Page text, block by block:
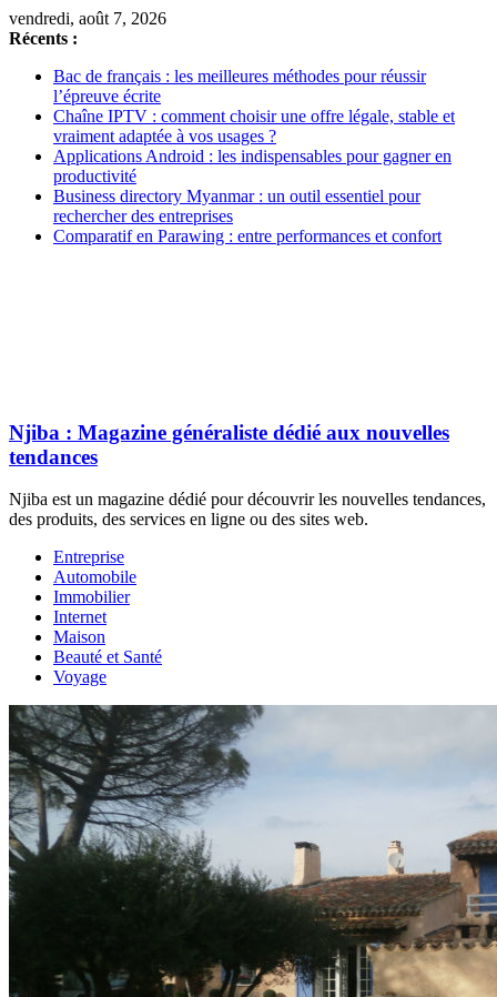
vendredi, août 7, 2026
Récents :
Bac de français : les meilleures méthodes pour réussir
l’épreuve écrite
Chaîne IPTV : comment choisir une offre légale, stable et
vraiment adaptée à vos usages ?
Applications Android : les indispensables pour gagner en
productivité
Business directory Myanmar : un outil essentiel pour
rechercher des entreprises
Comparatif en Parawing : entre performances et confort
Njiba : Magazine généraliste dédié aux nouvelles
tendances
Njiba est un magazine dédié pour découvrir les nouvelles tendances,
des produits, des services en ligne ou des sites web.
Entreprise
Automobile
Immobilier
Internet
Maison
Beauté et Santé
Voyage